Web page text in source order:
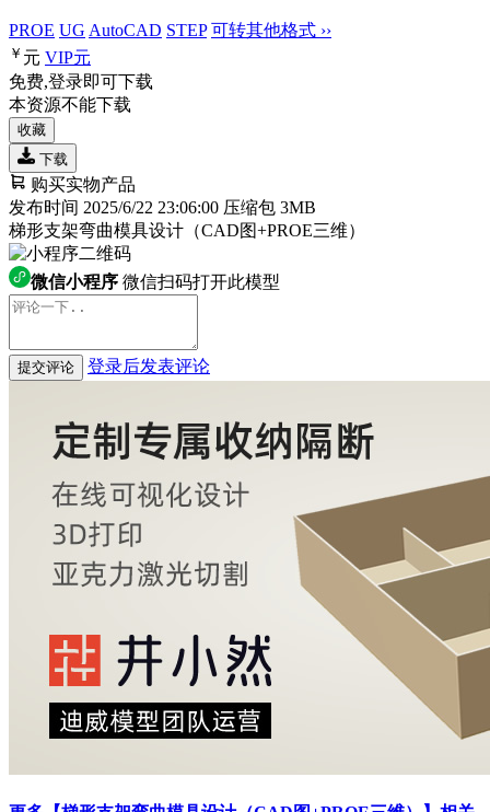
PROE UG AutoCAD STEP 可转其他格式 ››
￥ 元 VIP元
免费,登录即可下载
本资源不能下载
收藏
下载
购买实物产品
发布时间 2025/6/22 23:06:00 压缩包 3MB
梯形支架弯曲模具设计（CAD图+PROE三维）
微信小程序 微信扫码打开此模型
提交评论 登录后发表评论